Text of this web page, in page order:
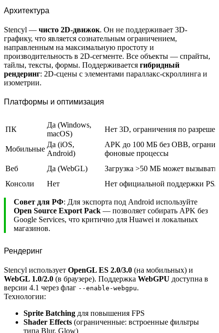
Архитектура
Stencyl — чисто 2D-движок. Он не поддерживает 3D-
графику, что является сознательным ограничением,
направленным на максимальную простоту и
производительность в 2D-сегменте. Все объекты — спрайты,
тайлы, тексты, формы. Поддерживается гибридный
рендеринг: 2D-сцены с элементами параллакс-скроллинга и
изометрии.
Платформы и оптимизация
ПК
Да (Windows,
macOS)
Нет 3D, ограничения по
Мобильные
Да (iOS,
Android)
APK до 100 МБ без OBB,
фоновые процессы
Веб
Да (WebGL)
Загрузка >50 МБ может
Консоли
Нет Нет официальной поддержки
Совет для РФ: Для экспорта под Android используйте
Open Source Export Pack — позволяет собирать APK без
Google Services, что критично для Huawei и локальных
магазинов.
Рендеринг
Stencyl использует OpenGL ES 2.0/3.0 (на мобильных) и
WebGL 1.0/2.0 (в браузере). Поддержка WebGPU доступна в
версии 4.1 через флаг --enable-webgpu.
Технологии:
Sprite Batching для повышения FPS
Shader Effects (ограниченные: встроенные фильтры
типа Blur, Glow)